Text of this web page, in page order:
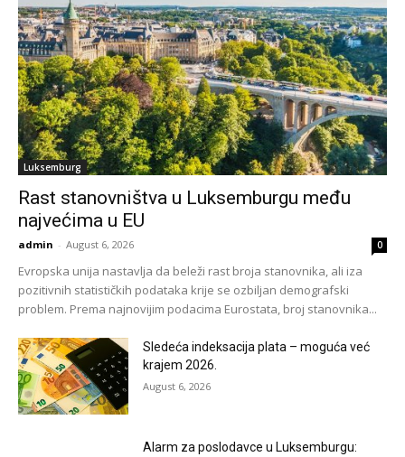
Luksemburg
Rast stanovništva u Luksemburgu među
najvećima u EU
admin - August 6, 2026 0
Evropska unija nastavlja da beleži rast broja stanovnika, ali iza
pozitivnih statističkih podataka krije se ozbiljan demografski
problem. Prema najnovijim podacima Eurostata, broj stanovnika...
Sledeća indeksacija plata – moguća već
krajem 2026.
August 6, 2026
Alarm za poslodavce u Luksemburgu: